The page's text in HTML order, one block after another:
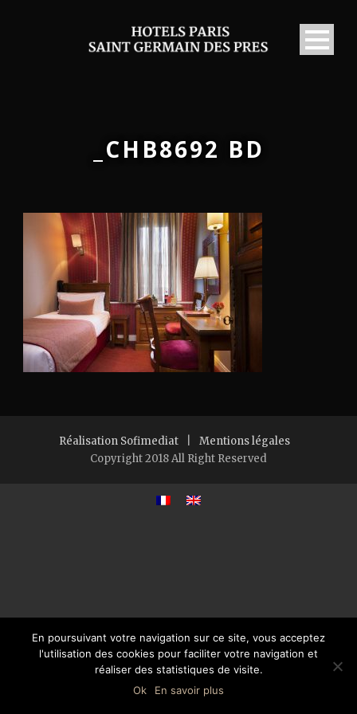
_CHB8692 BD
Réalisation Sofimediat
Mentions légales
Copyright 2018 All Right Reserved
En poursuivant votre navigation sur ce site, vous acceptez
l'utilisation des cookies pour faciliter votre navigation et
réaliser des statistiques de visite.
Ok
En savoir plus